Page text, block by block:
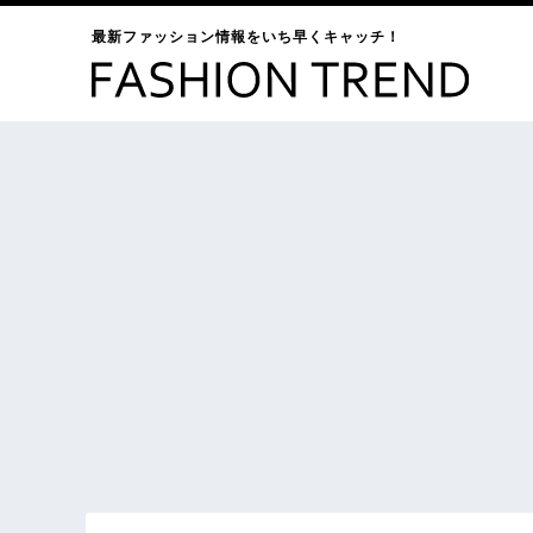
最新ファッション情報をいち早くキャッチ！